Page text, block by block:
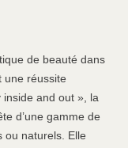
de beauté dans
une réussite
inside and out », la
d’une gamme de
ou naturels. Elle